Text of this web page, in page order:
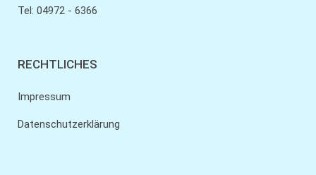
Tel: 04972 - 6366
RECHTLICHES
Impressum
Datenschutzerklärung